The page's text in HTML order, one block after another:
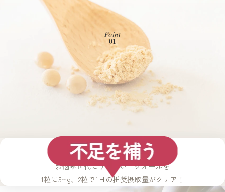
Point
01
エクオール10mg配合
減少する女性特有の成分を補う
お悩み世代にうれしいエクオールを
1粒に5mg、2粒で1日の推奨摂取量がクリア！